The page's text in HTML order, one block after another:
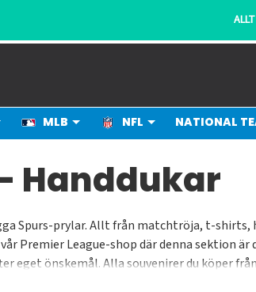
MLB NFL NATIONAL
Handdukar
Spurs-prylar. Allt från matchtröja, t-
Premier League-shop där denna sektion
eget önskemål. Alla souvenirer du köper